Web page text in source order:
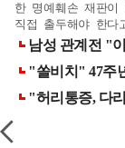
한 명예훼손 재판이
직접 출두해야 한다